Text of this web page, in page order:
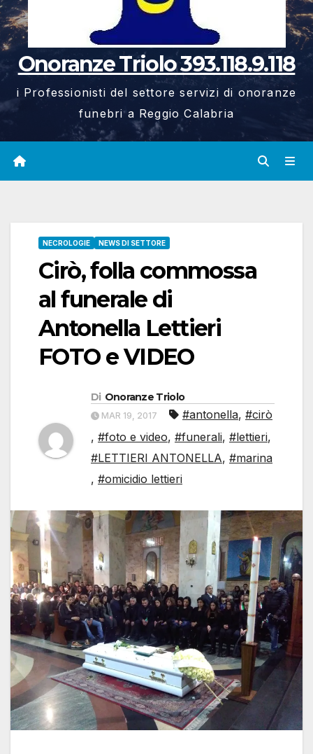
Onoranze Triolo 393.118.9.118
i Professionisti del settore servizi di onoranze
funebri a Reggio Calabria
NECROLOGIE NEWS DI SETTORE
Cirò, folla commossa
al funerale di
Antonella Lettieri
FOTO e VIDEO
Di Onoranze Triolo
MAR 19, 2017 #antonella, #cirò
, #foto e video, #funerali, #lettieri,
#LETTIERI ANTONELLA, #marina
, #omicidio lettieri